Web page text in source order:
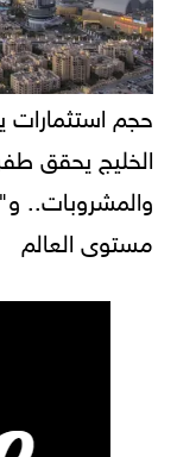
الخليج يحقق
والمشروبات..
مستوى العالم